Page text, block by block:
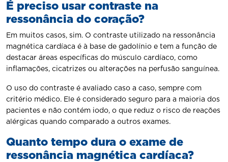
É preciso usar contraste na
ressonância do coração?
Em muitos casos, sim. O contraste utilizado na ressonância
magnética cardíaca é à base de gadolínio e tem a função de
destacar áreas específicas do músculo cardíaco, como
inflamações, cicatrizes ou alterações na perfusão sanguínea.
O uso do contraste é avaliado caso a caso, sempre com
critério médico. Ele é considerado seguro para a maioria dos
pacientes e não contém iodo, o que reduz o risco de reações
alérgicas quando comparado a outros exames.
Quanto tempo dura o exame de
ressonância magnética cardíaca?